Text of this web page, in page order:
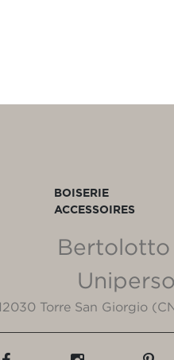
BOISERIE
ACCESSOIRES
Bertolotto
Torre San Giorgio